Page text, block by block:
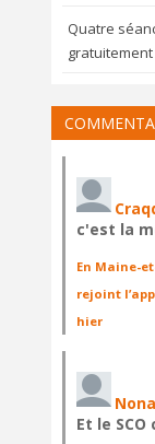
Quatre
c'est la
En Maine-
rejoint
hier
Et le